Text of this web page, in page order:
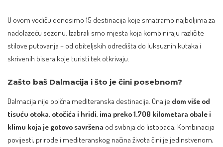
U ovom vodiču donosimo 15 destinacija koje smatramo najboljima za
nadolazeću sezonu. Izabrali smo mjesta koja kombiniraju različite
stilove putovanja – od obiteljskih odredišta do luksuznih kutaka i
skrivenih bisera koje turisti tek otkrivaju.
Zašto baš Dalmacija i što je čini posebnom?
Dalmacija nije obična mediteranska destinacija. Ona je dom više od
tisuću otoka, otočića i hridi, ima preko 1.700 kilometara obale i
klimu koja je gotovo savršena od svibnja do listopada. Kombinacija
povijesti, prirode i mediteranskog načina života čini je jedinstvenom,